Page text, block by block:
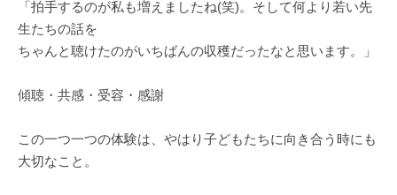
「拍手するのが私も増えましたね(笑)。そして何より若い先
生たちの話を
ちゃんと聴けたのがいちばんの収穫だったなと思います。」
傾聴・共感・受容・感謝
この一つ一つの体験は、やはり子どもたちに向き合う時にも
大切なこと。